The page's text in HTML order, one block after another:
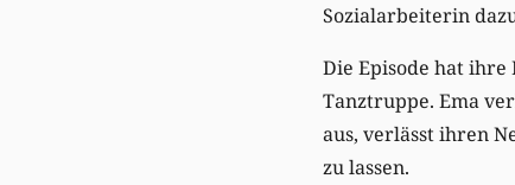
Sozialarbeiterin
Die Episode hat ihre
Tanztruppe. Ema
aus, verlässt ihren
zu lassen.